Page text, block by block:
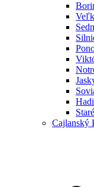
Cajlanský